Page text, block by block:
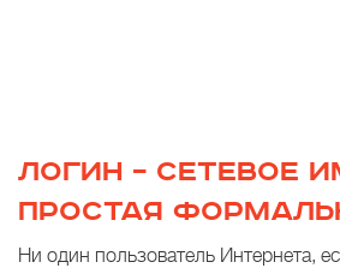
ЛОГИН – СЕТЕВОЕ
ПРОСТАЯ
Ни один пользователь Интернета,